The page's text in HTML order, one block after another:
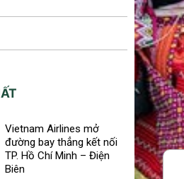
Vietnam Airlines mở
đường bay thẳng kết nối
TP. Hồ Chí Minh – Điện
Biên